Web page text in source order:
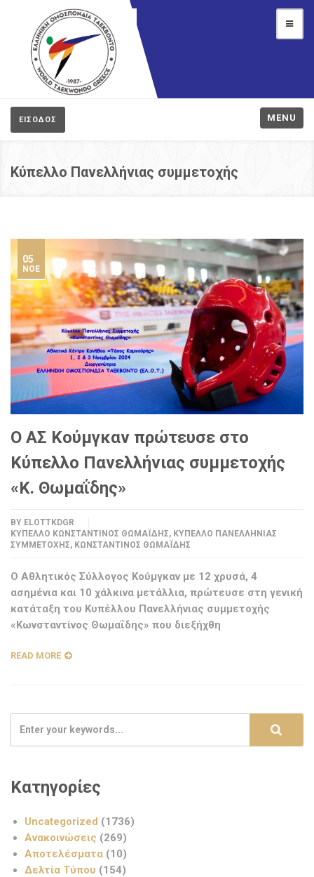
ΕΙΣΟΔΟΣ MENU
Κύπελλο Πανελλήνιας συμμετοχής
05
ΝΟΈ
Ο ΑΣ Κούμγκαν πρώτευσε στο
Κύπελλο Πανελλήνιας συμμετοχής
«Κ. Θωμαΐδης»
BY ELOTTKDGR
ΚΎΠΕΛΛΟ ΚΩΝΣΤΑΝΤΊΝΟΣ ΘΩΜΑΪ́ΔΗΣ, ΚΎΠΕΛΛΟ ΠΑΝΕΛΛΉΝΙΑΣ
ΣΥΜΜΕΤΟΧΉΣ, ΚΩΝΣΤΑΝΤΊΝΟΣ ΘΩΜΑΪ́ΔΗΣ
O Αθλητικός Σύλλογος Κούμγκαν με 12 χρυσά, 4
ασημένια και 10 χάλκινα μετάλλια, πρώτευσε στη γενική
κατάταξη του Κυπέλλου Πανελλήνιας συμμετοχής
«Κωνσταντίνος Θωμαΐδης» που διεξήχθη
READ MORE
Κατηγορίες
Uncategorized (1736)
Ανακοινώσεις (269)
Αποτελέσματα (10)
Δελτία Τύπου (154)